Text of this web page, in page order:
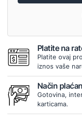
Platite na
Platite ovaj
iznos vaše
Način
Gotovina,
karticama.